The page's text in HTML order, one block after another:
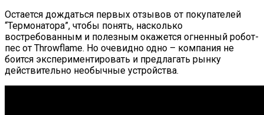
Остается дождаться первых отзывов от покупателей
“Термонатора”, чтобы понять, насколько
востребованным и полезным окажется огненный робот-
пес от Throwflame. Но очевидно одно – компания не
боится экспериментировать и предлагать рынку
действительно необычные устройства.